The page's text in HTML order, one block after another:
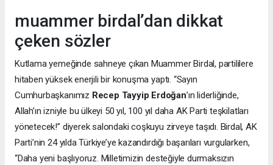
muammer birdal’dan dikkat
çeken sözler
Kutlama yemeğinde sahneye çıkan Muammer Birdal, partililere
hitaben yüksek enerjili bir konuşma yaptı. “Sayın
Cumhurbaşkanımız Recep Tayyip Erdoğan’ın liderliğinde,
Allah’ın izniyle bu ülkeyi 50 yıl, 100 yıl daha AK Parti teşkilatları
yönetecek!” diyerek salondaki coşkuyu zirveye taşıdı. Birdal, AK
Parti’nin 24 yılda Türkiye’ye kazandırdığı başarıları vurgularken,
“Daha yeni başlıyoruz. Milletimizin desteğiyle durmaksızın